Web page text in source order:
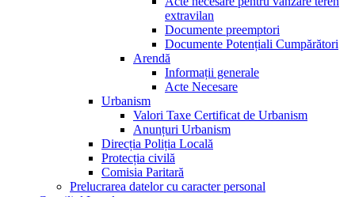
extravilan
Documente preemptori
Documente Potențiali Cumpărători
Arendă
Informații generale
Acte Necesare
Urbanism
Valori Taxe Certificat de Urbanism
Anunțuri Urbanism
Direcția Poliția Locală
Protecția civilă
Comisia Paritară
Prelucrarea datelor cu caracter personal